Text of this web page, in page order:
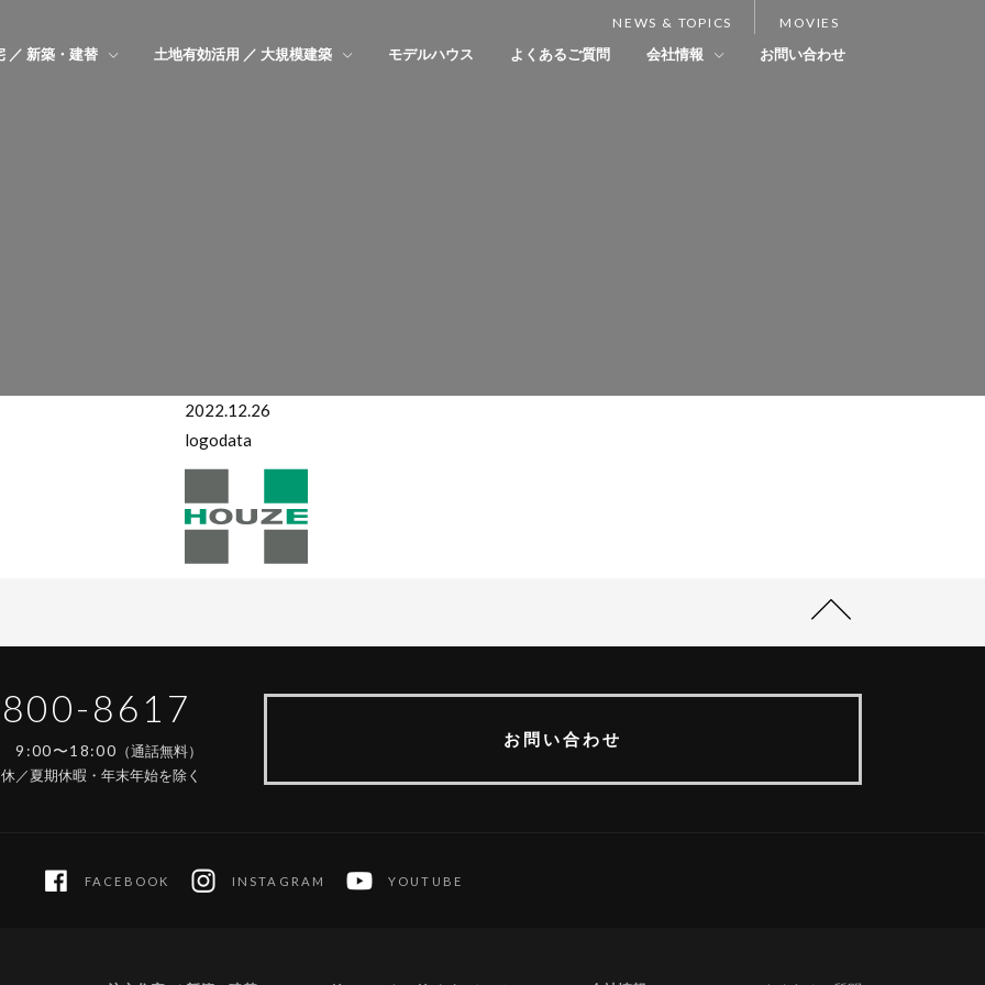
NEWS & TOPICS MOVIES
／ 新築・建替 土地有効活用 ／ 大規模建築 モデルハウス よくあるご質問 会社情報 お問い合わせ
2022.12.26
logodata
8617
9:00〜18:00 （通話無料）
／夏期休暇・年末年始を除く
お問い合わせ
FACEBOOK INSTAGRAM YOUTUBE